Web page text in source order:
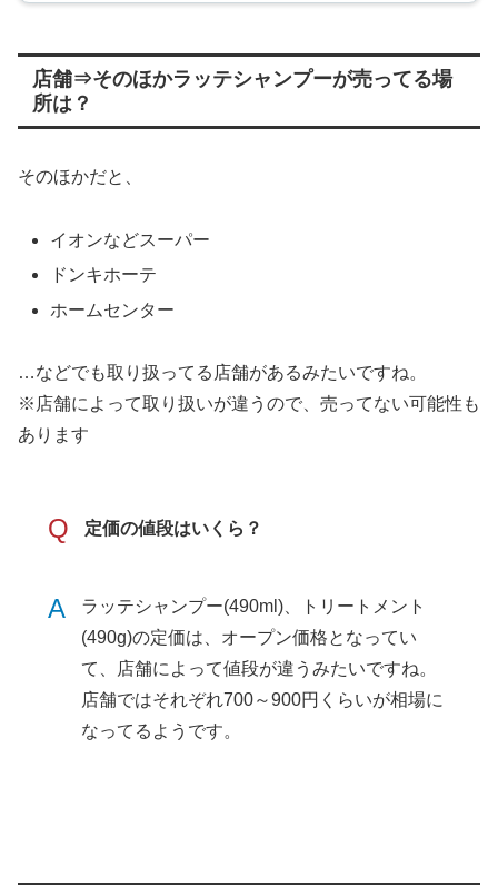
店舗⇒そのほかラッテシャンプーが売ってる場
所は？
そのほかだと、
イオンなどスーパー
ドンキホーテ
ホームセンター
…などでも取り扱ってる店舗があるみたいですね。
※店舗によって取り扱いが違うので、売ってない可能性も
あります
Q 定価の値段はいくら？
A
ラッテシャンプー(490ml)、トリートメント
(490g)の定価は、オープン価格となってい
て、店舗によって値段が違うみたいですね。
店舗ではそれぞれ700～900円くらいが相場に
なってるようです。